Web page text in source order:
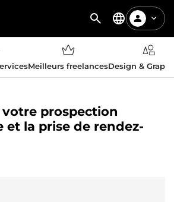
Meilleurs freelancesDesign &
votre prospection
et la prise de rendez-